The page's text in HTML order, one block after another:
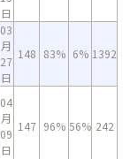
日
03
月
27
日
148 83% 6% 1392
04
月
09
日
147 96% 56% 242